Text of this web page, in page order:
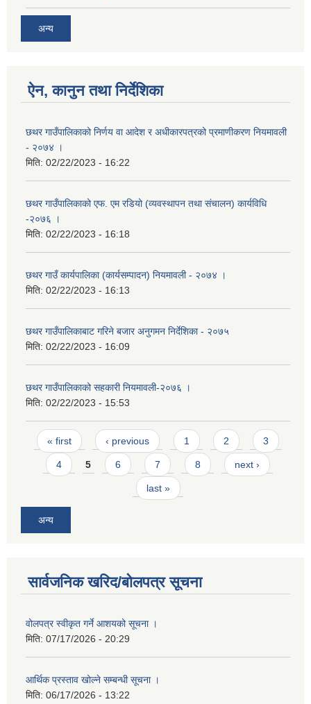
अन्य
ऐन, कानुन तथा निर्देशिका
छथर गाउँपालिकाको निर्णय वा आदेश र अधीकारपत्रको प्रमाणीकरण नियमावली
- २०७४ ।
मिति: 02/22/2023 - 16:22
छथर गाउँपालिकाको एफ. एम रडियो (व्यवस्थापन तथा संचालन) कार्यविधि
-२०७६ ।
मिति: 02/22/2023 - 16:18
छथर गाउँ कार्यपालिका (कार्यसम्पादन) नियमावली - २०७४ ।
मिति: 02/22/2023 - 16:13
छथर गाउँपालिकाबाट गरिने बजार अनुगमन निर्देशिका - २०७५
मिति: 02/22/2023 - 16:09
छथर गाउँपालिकाको सहकारी नियमावली-२०७६ ।
मिति: 02/22/2023 - 15:53
Pages
« first ‹ previous 1 2 3
4 5 6 7 8 next ›
last »
अन्य
सार्वजनिक खरिद/बोलपत्र सूचना
वोलपत्र स्वीकृत गर्ने आशयको सूचना ।
मिति: 07/17/2026 - 20:29
आर्थिक प्रस्ताव खोल्ने सम्बन्धी सूचना ।
मिति: 06/17/2026 - 13:22